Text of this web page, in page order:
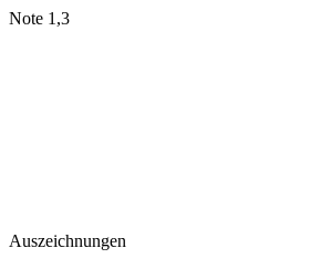
Note 1,3
Auszeichnungen